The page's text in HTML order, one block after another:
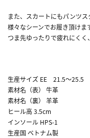
また、スカートにもパンツス
様々なシーンでお履き頂けま
つま先ゆったりで疲れにくく
生産サイズ EE 21.5～25.5
素材名（表） 牛革
素材名（裏） 羊革
ヒール高 3.5cm
インソール HPS-1
生産国 ベトナム製